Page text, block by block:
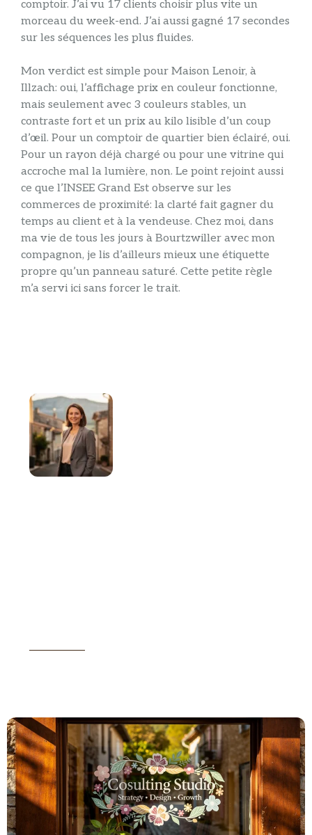
comptoir. J’ai vu 17 clients choisir plus vite un
morceau du week-end. J’ai aussi gagné 17 secondes
sur les séquences les plus fluides.
Mon verdict est simple pour Maison Lenoir, à
Illzach: oui, l’affichage prix en couleur fonctionne,
mais seulement avec 3 couleurs stables, un
contraste fort et un prix au kilo lisible d’un coup
d’œil. Pour un comptoir de quartier bien éclairé, oui.
Pour un rayon déjà chargé ou pour une vitrine qui
accroche mal la lumière, non. Le point rejoint aussi
ce que l’INSEE Grand Est observe sur les
commerces de proximité: la clarté fait gagner du
temps au client et à la vendeuse. Chez moi, dans
ma vie de tous les jours à Bourtzwiller avec mon
compagnon, je lis d’ailleurs mieux une étiquette
propre qu’un panneau saturé. Cette petite règle
m’a servi ici sans forcer le trait.